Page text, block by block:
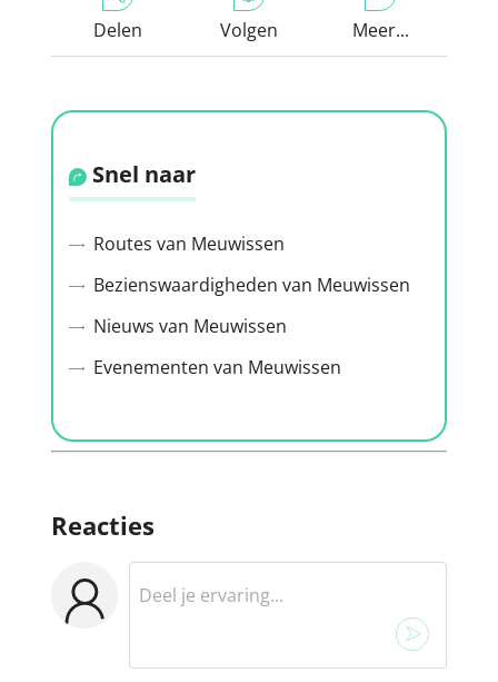
Delen Volgen Meer...
Snel naar
Routes van Meuwissen
Bezienswaardigheden van Meuwissen
Nieuws van Meuwissen
Evenementen van Meuwissen
Reacties